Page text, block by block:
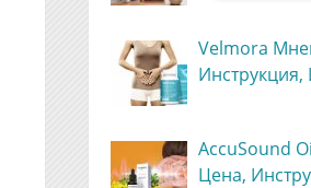
Velmora
AccuSound
Цена,